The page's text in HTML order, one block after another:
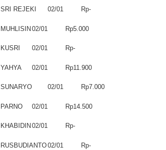
SRI REJEKI 02/01 Rp-
MUHLISIN02/01 Rp5.000
KUSRI 02/01 Rp-
YAHYA 02/01 Rp11.900
SUNARYO 02/01 Rp7.000
PARNO 02/01 Rp14.500
KHABIDIN 02/01 Rp-
RUSBUDIANTO02/01 Rp-